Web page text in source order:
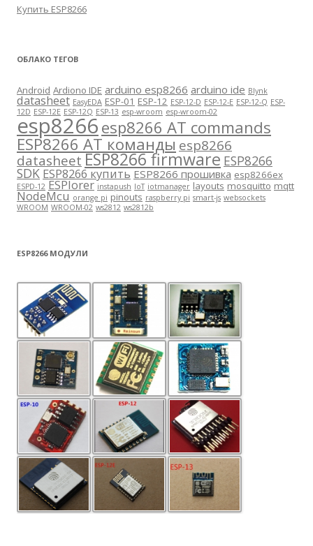
Купить ESP8266
ОБЛАКО ТЕГОВ
Android Ardiono IDE arduino esp8266 arduino ide Blynk
datasheet EasyEDA ESP-01 ESP-12 ESP-12-D ESP-12-E ESP-12-Q ESP-
12D ESP-12E ESP-12Q ESP-13 esp-wroom esp-wroom-02
esp8266 esp8266 AT commands
ESP8266 AT команды esp8266
datasheet ESP8266 firmware ESP8266
SDK ESP8266 купить ESP8266 прошивка esp8266ex
ESPD-12 ESPlorer instapush IoT iotmanager layouts mosquitto mqtt
NodeMcu orange pi pinouts raspberry pi smart-js websockets
WROOM WROOM-02 ws2812 ws2812b
ESP8266 МОДУЛИ